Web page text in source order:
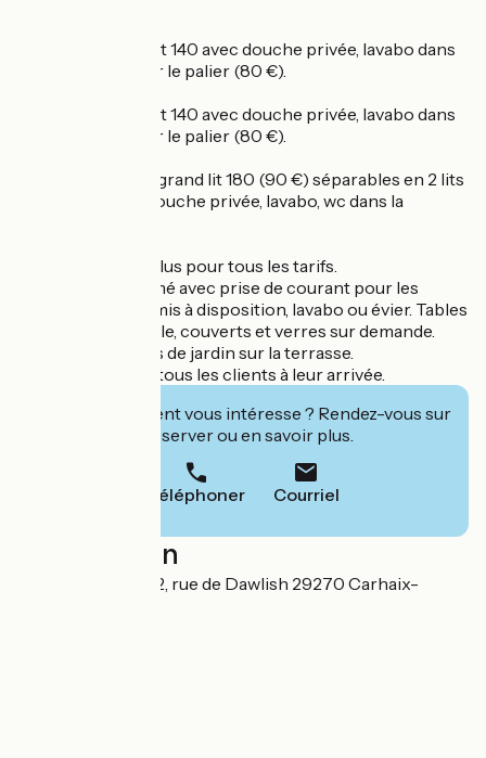
- Chambre N° 3 : lit 140 avec douche privée, lavabo dans
la chambre, wc sur le palier (80 €).
- Chambre N° 4 : lit 140 avec douche privée, lavabo dans
la chambre, wc sur le palier (80 €).
- Chambre N°5 : 1 grand lit 180 (90 €) séparables en 2 lits
90 (100 €) avec douche privée, lavabo, wc dans la
Petit déjeuner inclus pour tous les tarifs.
Garage-vélos fermé avec prise de courant pour les
recharges. Frigo mis à disposition, lavabo ou évier. Tables
et chaises. Vaisselle, couverts et verres sur demande.
Pergolas et salons de jardin sur la terrasse.
Boisson offerte à tous les clients à leur arrivée.
Cet établissement vous intéresse ? Rendez-vous sur
leur site pour réserver ou en savoir plus.
Téléphoner Courriel
Localisation
Brigitte CODET 12, rue de Dawlish 29270 Carhaix-